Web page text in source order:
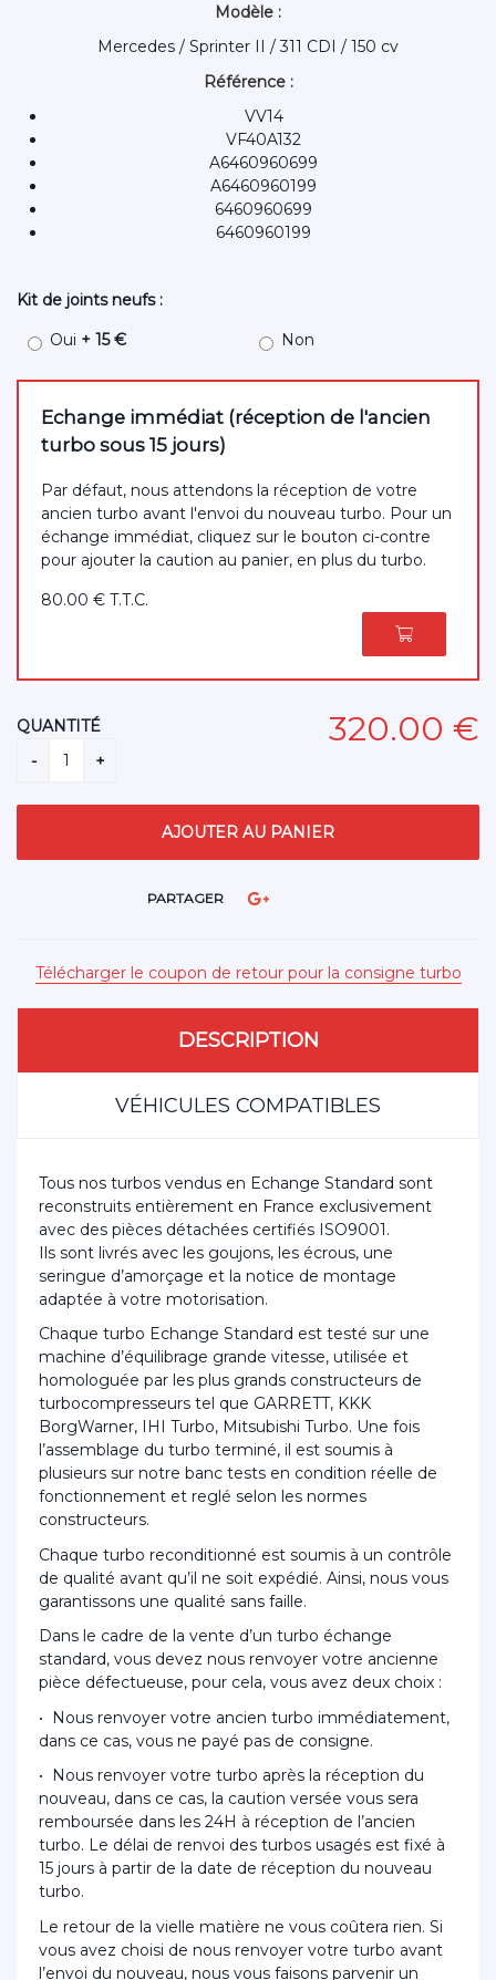
Modèle :
Mercedes / Sprinter II / 311 CDI / 150 cv
Référence :
VV14
VF40A132
A6460960699
A6460960199
6460960699
6460960199
Kit de joints neufs :
Oui + 15 € Non
Echange immédiat (réception de l'ancien
turbo sous 15 jours)
Par défaut, nous attendons la réception de votre
ancien turbo avant l'envoi du nouveau turbo. Pour un
échange immédiat, cliquez sur le bouton ci-contre
pour ajouter la caution au panier, en plus du turbo.
80.00 € T.T.C.
320.00 €
QUANTITÉ
PARTAGER
Télécharger le coupon de retour pour la consigne turbo
DESCRIPTION
VÉHICULES COMPATIBLES
Tous nos turbos vendus en Echange Standard sont
reconstruits entièrement en France exclusivement
avec des pièces détachées certifiés ISO9001.
Ils sont livrés avec les goujons, les écrous, une
seringue d’amorçage et la notice de montage
adaptée à votre motorisation.
Chaque turbo Echange Standard est testé sur une
machine d’équilibrage grande vitesse, utilisée et
homologuée par les plus grands constructeurs de
turbocompresseurs tel que GARRETT, KKK
BorgWarner, IHI Turbo, Mitsubishi Turbo. Une fois
l’assemblage du turbo terminé, il est soumis à
plusieurs sur notre banc tests en condition réelle de
fonctionnement et reglé selon les normes
constructeurs.
Chaque turbo reconditionné est soumis à un contrôle
de qualité avant qu’il ne soit expédié. Ainsi, nous vous
garantissons une qualité sans faille.
Dans le cadre de la vente d’un turbo échange
standard, vous devez nous renvoyer votre ancienne
pièce défectueuse, pour cela, vous avez deux choix :
• Nous renvoyer votre ancien turbo immédiatement,
dans ce cas, vous ne payé pas de consigne.
• Nous renvoyer votre turbo après la réception du
nouveau, dans ce cas, la caution versée vous sera
remboursée dans les 24H à réception de l’ancien
turbo. Le délai de renvoi des turbos usagés est fixé à
15 jours à partir de la date de réception du nouveau
turbo.
Le retour de la vielle matière ne vous coûtera rien. Si
vous avez choisi de nous renvoyer votre turbo avant
l’envoi du nouveau, nous vous faisons parvenir un